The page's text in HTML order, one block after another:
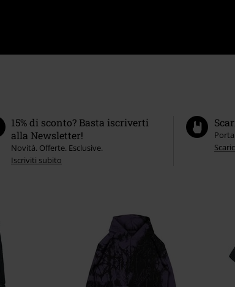
15% di sconto? Basta iscriverti
alla Newsletter!
Novità. Offerte. Esclusive.
Iscriviti subito